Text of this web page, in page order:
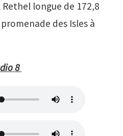
longue de 172,8
des Isles à
8